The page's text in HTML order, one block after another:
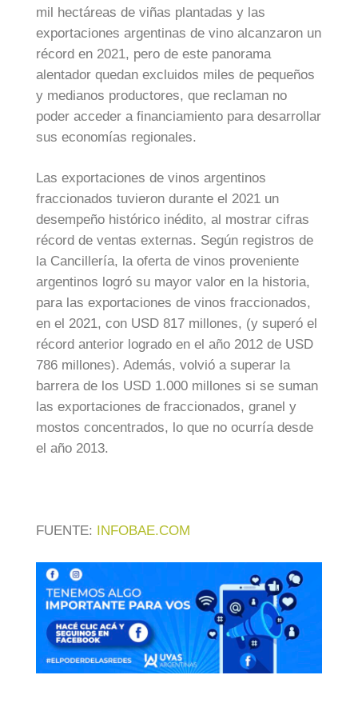
mil hectáreas de viñas plantadas y las
exportaciones argentinas de vino alcanzaron un
récord en 2021, pero de este panorama
alentador quedan excluidos miles de pequeños
y medianos productores, que reclaman no
poder acceder a financiamiento para desarrollar
sus economías regionales.
Las exportaciones de vinos argentinos
fraccionados tuvieron durante el 2021 un
desempeño histórico inédito, al mostrar cifras
récord de ventas externas. Según registros de
la Cancillería, la oferta de vinos proveniente
argentinos logró su mayor valor en la historia,
para las exportaciones de vinos fraccionados,
en el 2021, con USD 817 millones, (y superó el
récord anterior logrado en el año 2012 de USD
786 millones). Además, volvió a superar la
barrera de los USD 1.000 millones si se suman
las exportaciones de fraccionados, granel y
mostos concentrados, lo que no ocurría desde
el año 2013.
FUENTE: INFOBAE.COM